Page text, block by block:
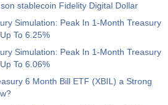
total de plates-formes aux
Fcst
Prev
de la Réserve Fédérale
stablecoin Fidelity Digital Dollar
Simulation: Peak In 1-Month Treasury
To 6.25%
Simulation: Peak In 1-Month Treasury
To 6.06%
6 Month Bill ETF (XBIL) a Strong